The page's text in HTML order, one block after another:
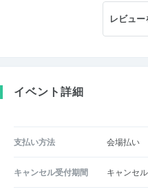
レビュ
イベント詳細
支払い方法 会場払い
キャンセル受付期間 キャンセ